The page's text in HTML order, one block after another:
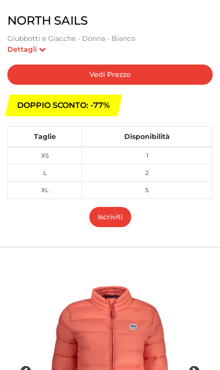
NORTH SAILS
Giubbotti e Giacche - Donna - Bianco
Dettagli
Vedi Prezzo
DOPPIO SCONTO: -77%
Taglie Disponibilità
XS 1
L 2
XL 5
Iscriviti